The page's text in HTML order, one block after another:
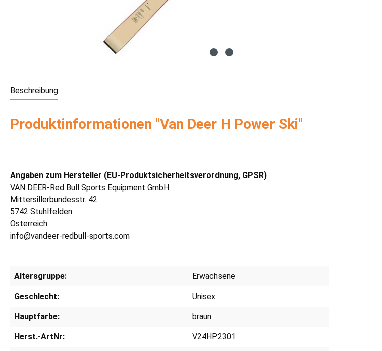
Beschreibung
Produktinformationen "Van Deer H Power Ski"
Angaben zum Hersteller (EU-Produktsicherheitsverordnung, GPSR)
VAN DEER-Red Bull Sports Equipment GmbH
Mittersillerbundesstr. 42
5742 Stuhlfelden
Österreich
info@vandeer-redbull-sports.com
Altersgruppe: Erwachsene
Geschlecht: Unisex
Hauptfarbe: braun
Herst.-ArtNr: V24HP2301